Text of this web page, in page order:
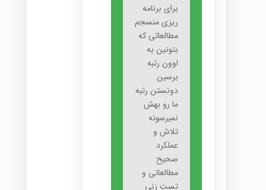
برای برنامه
ریزی منسجم
مطالعاتی که
بتونین به
اوون رتبه
برسین
دونستن رتبه
ما رو بهش
نمیرسونه
تلاش و
عملکرد
صحیح
مطالعاتی و
تست زنی